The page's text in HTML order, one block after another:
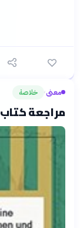
معنى› خلاصة
مراجعة